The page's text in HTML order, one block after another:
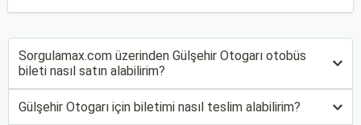
Sorgulamax.com üzerinden Gülşehir Otogarı otobüs
bileti nasıl satın alabilirim?
Gülşehir Otogarı için biletimi nasıl teslim alabilirim?